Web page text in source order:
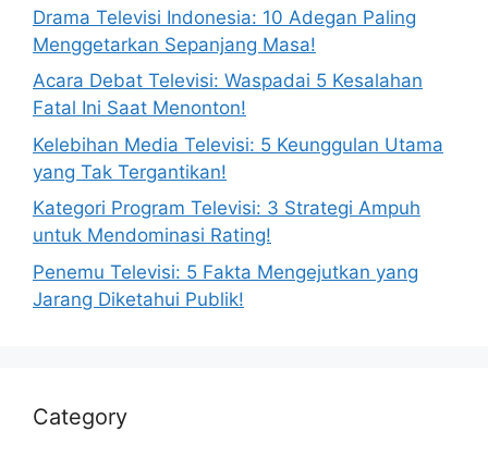
Drama Televisi Indonesia: 10 Adegan Paling
Menggetarkan Sepanjang Masa!
Acara Debat Televisi: Waspadai 5 Kesalahan
Fatal Ini Saat Menonton!
Kelebihan Media Televisi: 5 Keunggulan Utama
yang Tak Tergantikan!
Kategori Program Televisi: 3 Strategi Ampuh
untuk Mendominasi Rating!
Penemu Televisi: 5 Fakta Mengejutkan yang
Jarang Diketahui Publik!
Category